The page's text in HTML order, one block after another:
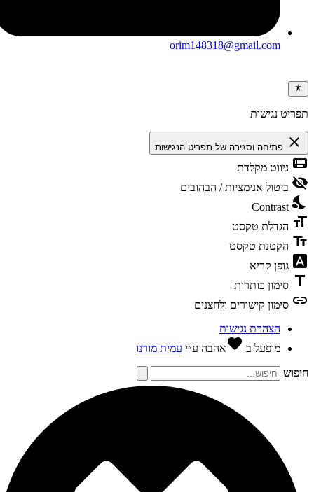
orim148318@gmail.com
נגישות
close פתיחה וסגירה של תפריט הנגישות
ניווט מקלדת
ביטול אנימציות / הבהובים
Contrast
הגדלת טקסט
הקטנת טקסט
גופן קריא
סימון כותרות
סימון קישורים ולחצנים
הצהרת נגישות
מופעל בfavoriteאהבהע״יעמית מורנו